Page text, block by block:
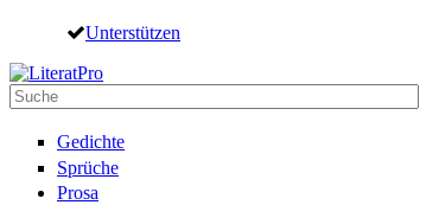
Direkt zum Inhalt
Unterstützen
Suche
Gedichte
Sprüche
Prosa